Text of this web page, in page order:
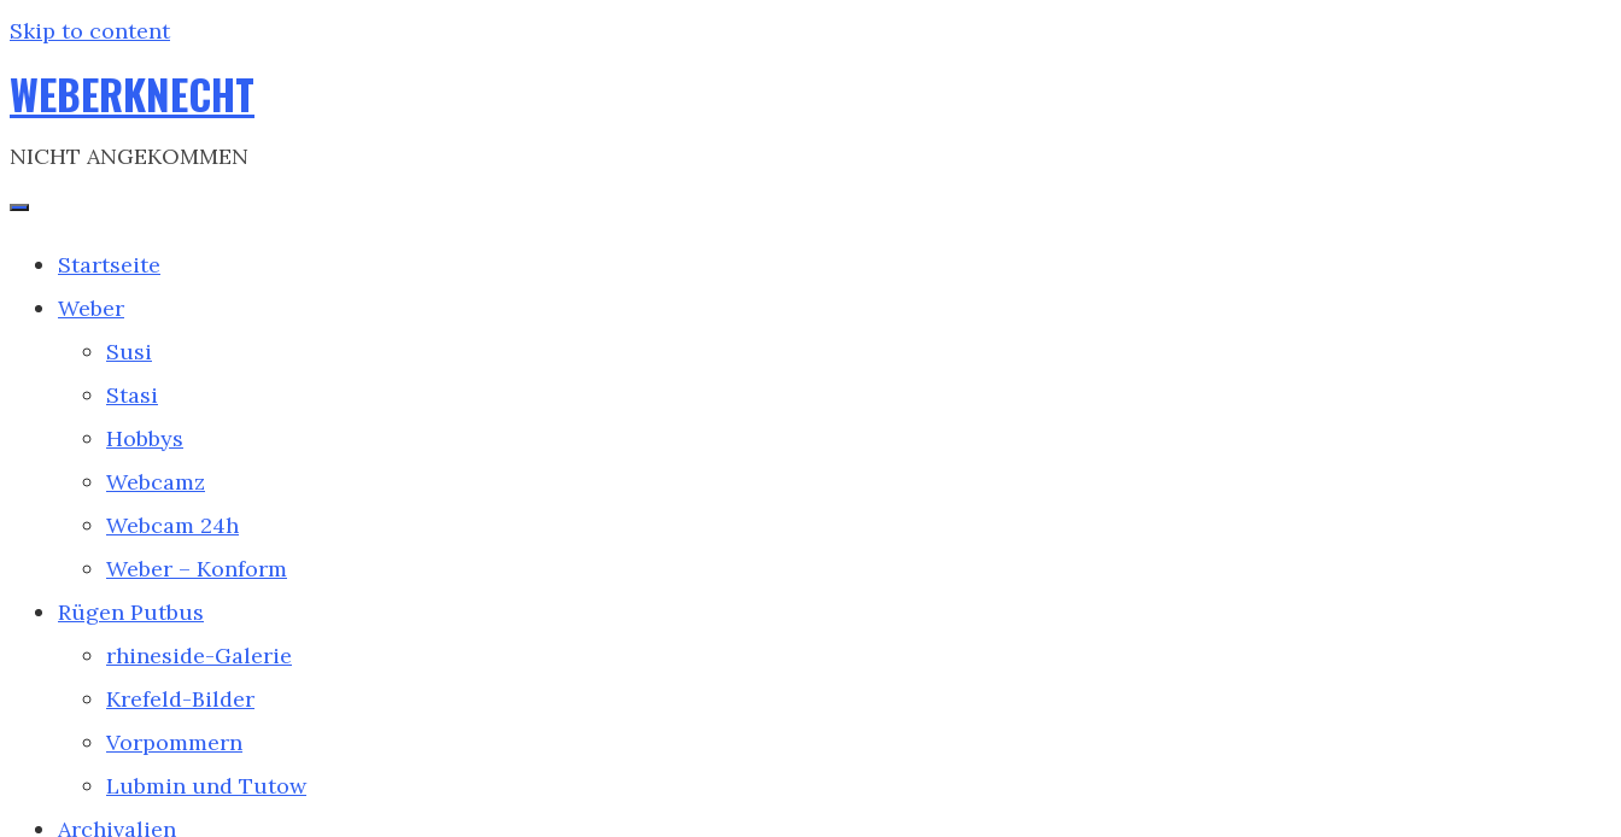
Skip to content
WEBERKNECHT
NICHT ANGEKOMMEN
Startseite
Weber
Susi
Stasi
Hobbys
Webcamz
Webcam 24h
Weber – Konform
Rügen Putbus
rhineside-Galerie
Krefeld-Bilder
Vorpommern
Lubmin und Tutow
Archivalien